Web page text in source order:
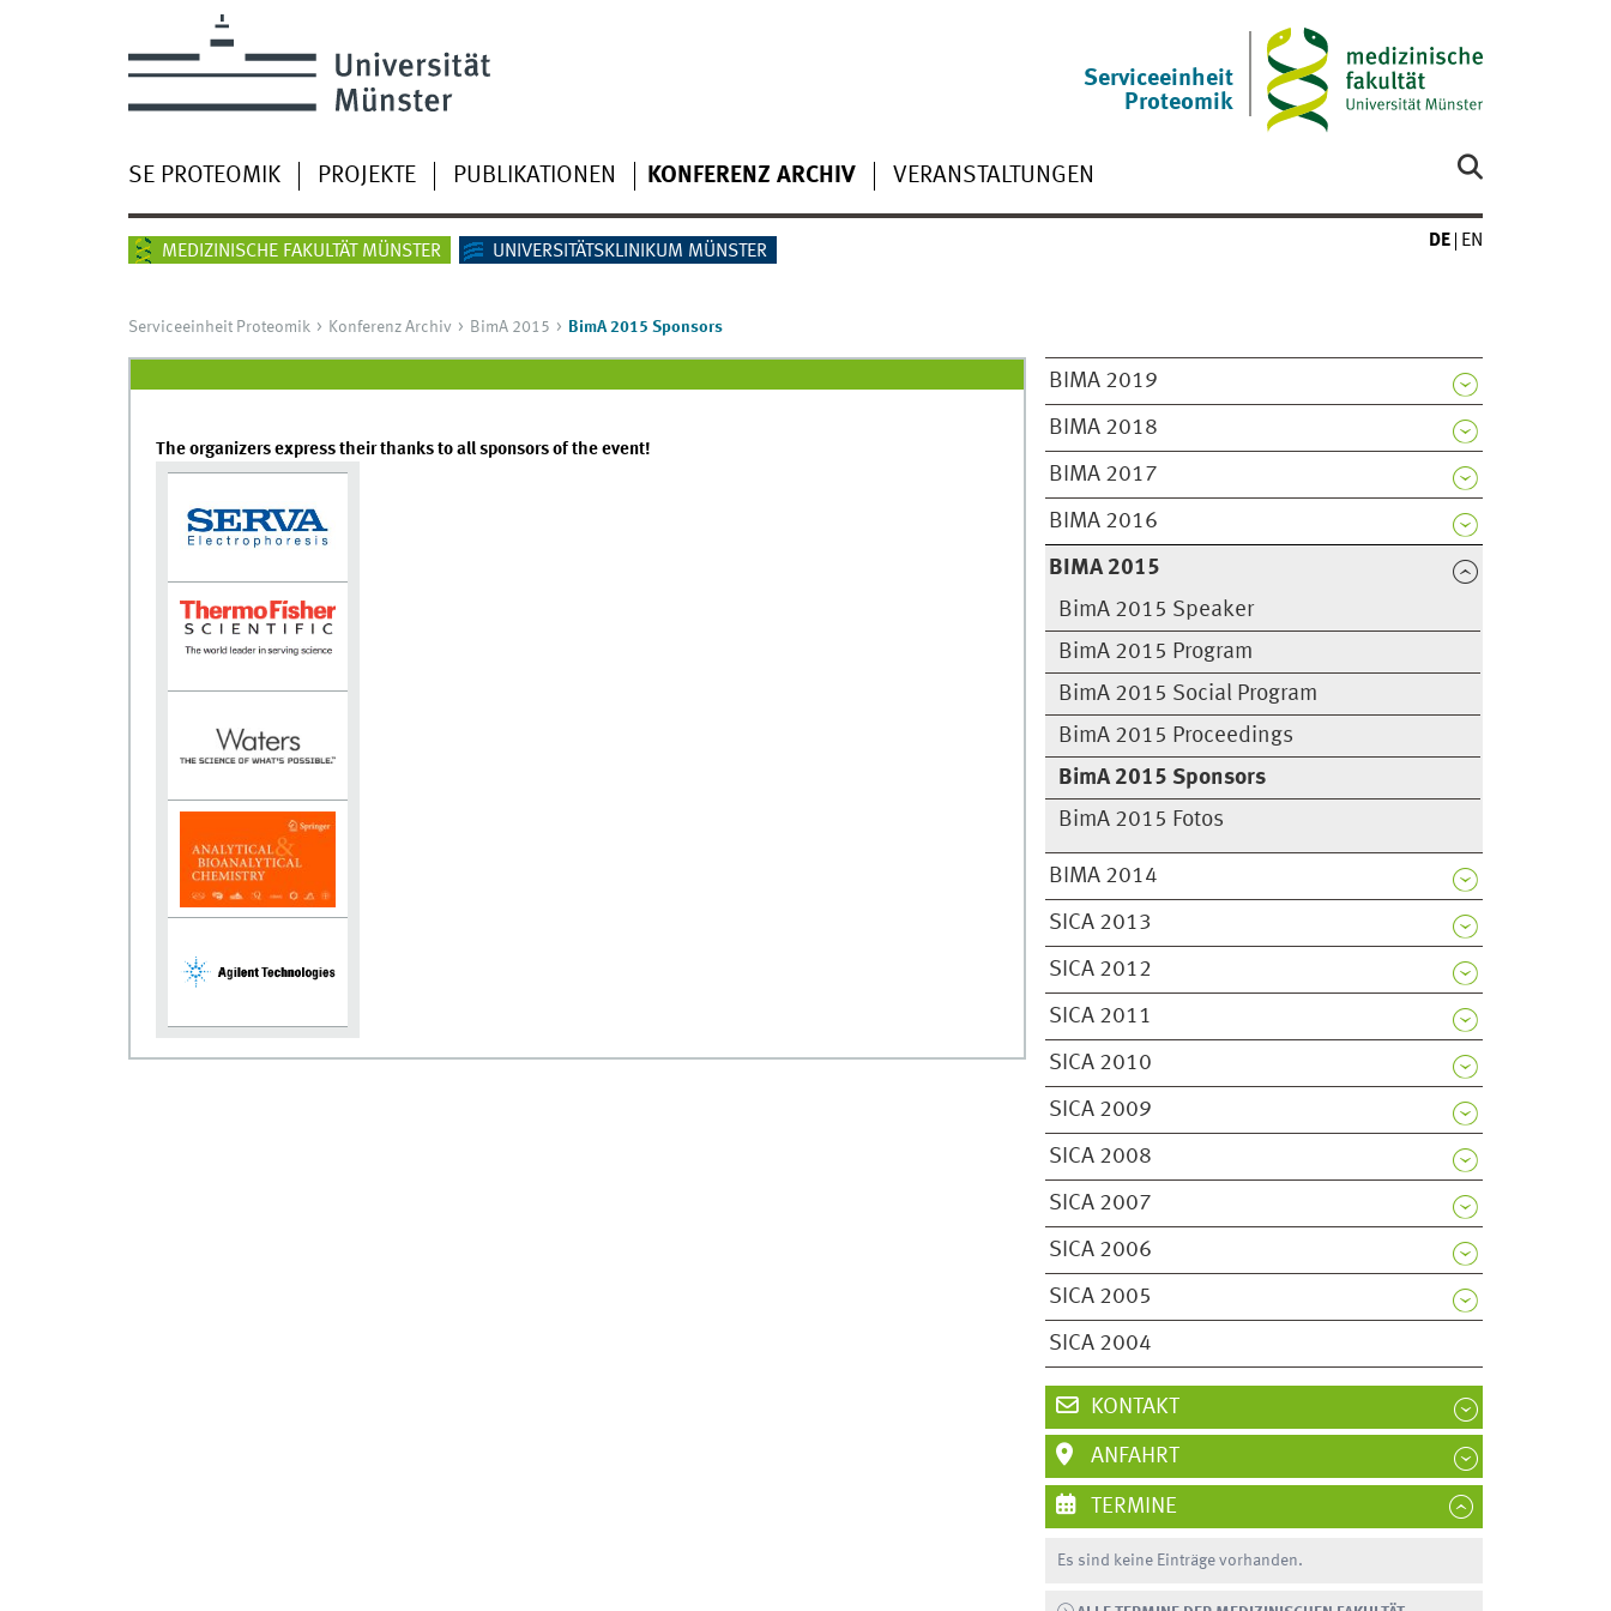
Serviceeinheit
Proteomik
SE PROTEOMIK PROJEKTE PUBLIKATIONEN KONFERENZ ARCHIV VERANSTALTUNGEN
MEDIZINISCHE FAKULTÄT MÜNSTER UNIVERSITÄTSKLINIKUM MÜNSTER
DE EN
Serviceeinheit Proteomik Konferenz Archiv BimA 2015 BimA 2015 Sponsors
BIMA 2019
BIMA 2018
BIMA 2017
BIMA 2016
BIMA 2015
BimA 2015 Speaker
BimA 2015 Program
BimA 2015 Social Program
BimA 2015 Proceedings
BimA 2015 Sponsors
BimA 2015 Fotos
BIMA 2014
SICA 2013
SICA 2012
SICA 2011
SICA 2010
SICA 2009
SICA 2008
SICA 2007
SICA 2006
SICA 2005
SICA 2004
The organizers express their thanks to all sponsors of the event!
KONTAKT
ANFAHRT
TERMINE
Es sind keine Einträge vorhanden.